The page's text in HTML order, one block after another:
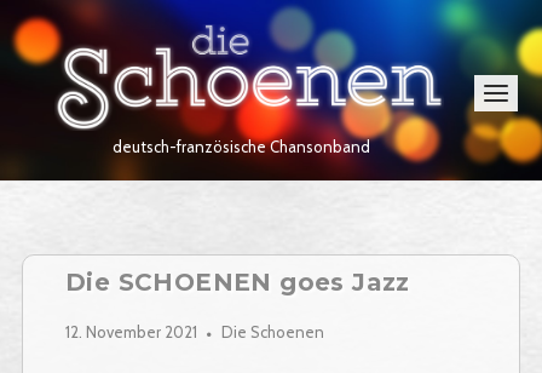
Skip
to
content
Home
deutsch-französische Chansonband
Menu
Die SCHOENEN goes Jazz
12. November 2021 Die Schoenen